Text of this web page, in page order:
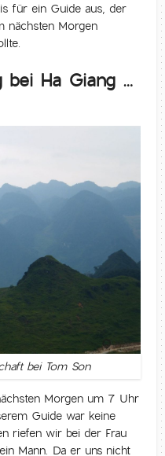
für ein Guide aus, der
nächsten Morgen
Ha Giang …
bei Tom Son
Morgen um 7 Uhr
Guide war keine
riefen wir bei der Frau
Mann. Da er uns nicht